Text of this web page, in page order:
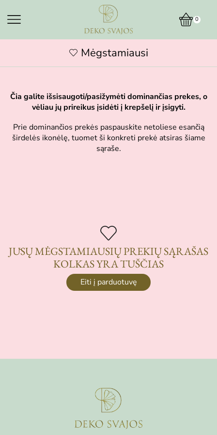
0
Mėgstamiausi
Čia galite išsisaugoti/pasižymėti dominančias prekes, o
vėliau jų prireikus įsidėti į krepšelį ir įsigyti.
Prie dominančios prekės paspauskite netoliese esančią
širdelės ikonėlę, tuomet ši konkreti prekė atsiras šiame
sąraše.
JŪSŲ MĖGSTAMIAUSIŲ PREKIŲ SĄRAŠAS
KOLKAS YRA TUŠČIAS
Eiti į parduotuvę